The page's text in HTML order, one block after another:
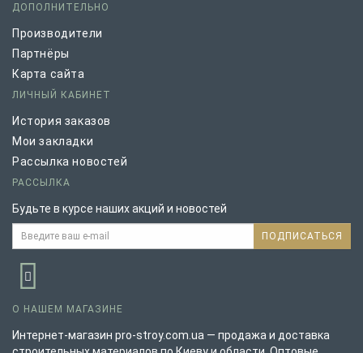
ДОПОЛНИТЕЛЬНО
Производители
Партнёры
Карта сайта
ЛИЧНЫЙ КАБИНЕТ
История заказов
Мои закладки
Рассылка новостей
РАССЫЛКА
Будьте в курсе наших акций и новостей
ПОДПИСАТЬСЯ
О НАШЕМ МАГАЗИНЕ
Интернет-магазин pro-stroy.com.ua — продажа и доставка